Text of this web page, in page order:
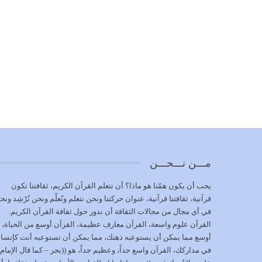
مـــن نـــحـــن
يجب أن يكون همّنا هو ماذا؟ أن نتعلم القرآن الكريم، ثقافتنا تكون
قرآنية، ثقافتنا قرآنية، عنوان حركتنا ونحن نتعلم ونُعلّم ونحن نُرْشِد
في أي مجال من مجالات الثقافة أن ندور حول ثقافة القرآن الكريم.
القرآن علوم واسعة، القرآن معارف عظيمة، القرآن أوسع من الحياة،
أوسع مما يمكن أن يستوعبه ذهنك، مما يمكن أن تستوعبه أنت
في مداركك، القرآن واسع جداً، وعظيم جداً، هو ((بحر – كما قال الإمام